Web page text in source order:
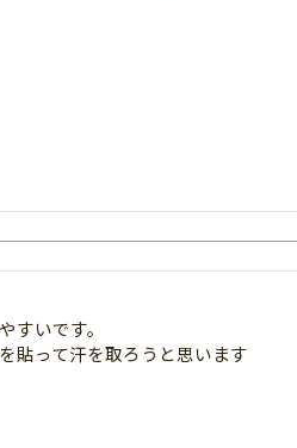
いです。
貼って汗を取ろうと思います